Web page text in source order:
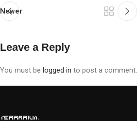
Newer
Leave a Reply
You must be logged in to post a comment.